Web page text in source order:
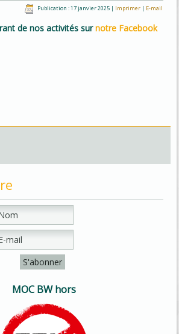
Publication : 17 janvier 2025| Imprimer | E-mail
de nos activités surnotre Facebook
MOC BW hors